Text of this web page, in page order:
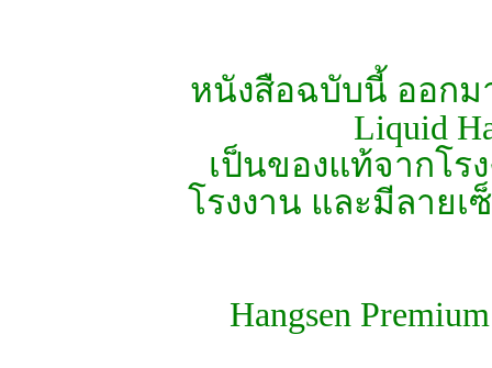
หนังสือฉบับนี้ ออกม
Liquid
เป็นของแท้จากโร
โรงงาน และมีลายเ
Hangsen